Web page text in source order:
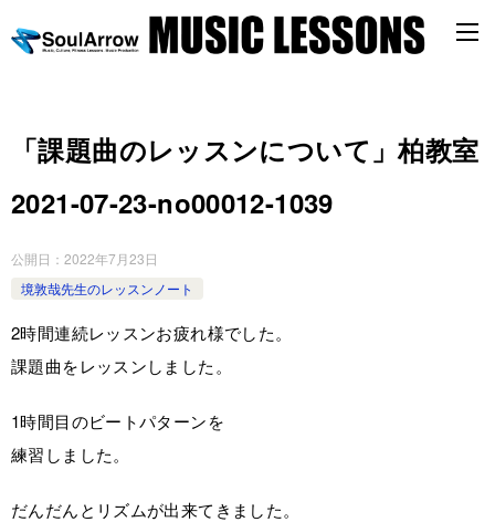
「課題曲のレッスンについて」柏教室
2021-07-23-no00012-1039
公開日： 2022年7月23日
境敦哉先生のレッスンノート
2時間連続レッスンお疲れ様でした。
課題曲をレッスンしました。
1時間目のビートパターンを
練習しました。
だんだんとリズムが出来てきました。